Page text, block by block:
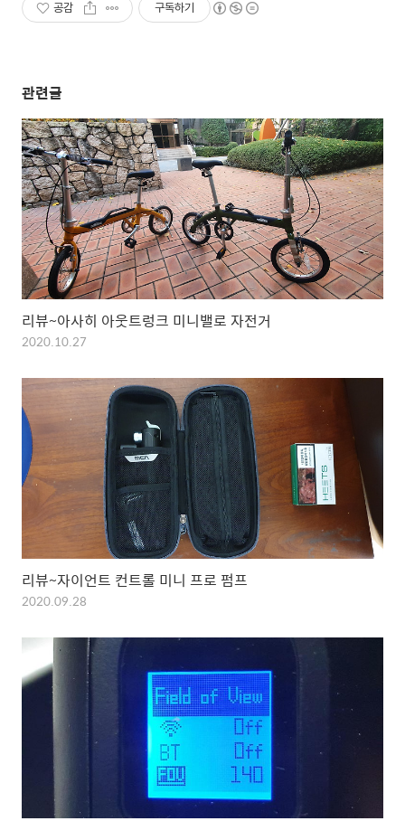
공감 구독하기
관련글
리뷰~아사히 아웃트렁크 미니밸로 자전거
2020.10.27
리뷰~자이언트 컨트롤 미니 프로 펌프
2020.09.28